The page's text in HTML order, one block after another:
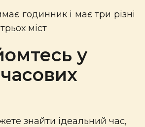
у
знайти ідеальний час,